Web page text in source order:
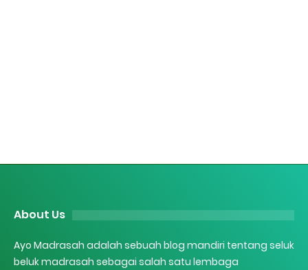
About Us
Ayo Madrasah adalah sebuah blog mandiri tentang seluk
beluk madrasah sebagai salah satu lembaga